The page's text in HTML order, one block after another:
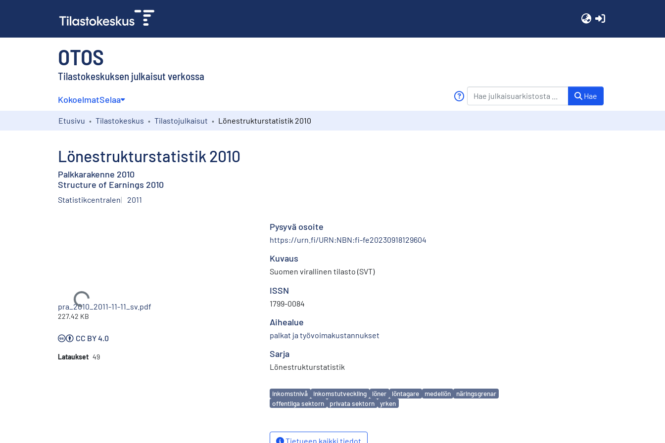
OTOS
Tilastokeskuksen julkaisut verkossa
KokoelmatSelaa Hae
Etusivu Tilastokeskus Tilastojulkaisut Lönestrukturstatistik 2010
Lönestrukturstatistik 2010
Palkkarakenne 2010
Structure of Earnings 2010
Statistikcentralen 2011
Ladataan...
pra_2010_2011-11-11_sv.pdf
227.42 KB
CC BY 4.0
Lataukset 49
Pysyvä osoite
https://urn.fi/URN:NBN:fi-fe20230918129604
Kuvaus
Suomen virallinen tilasto (SVT)
ISSN
1799-0084
Aihealue
palkat ja työvoimakustannukset
Sarja
Lönestrukturstatistik
Avainsanat
inkomstnivå inkomstutveckling löner löntagare medellön
näringsgrenar
offentliga sektorn
privata sektorn yrken
Tietueen kaikki tiedot